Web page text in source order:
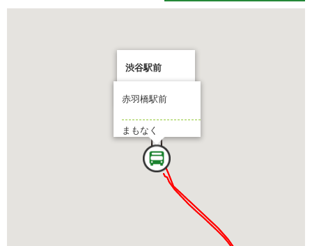
渋谷駅前
行先:新橋駅前
赤羽橋駅前
まもなく